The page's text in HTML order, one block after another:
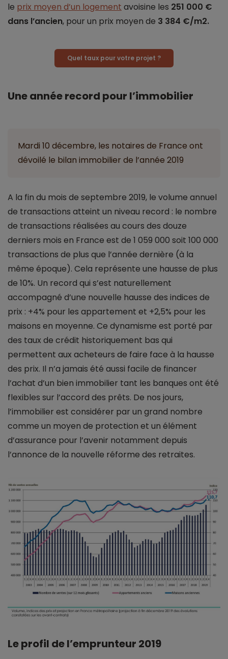
le prix moyen d’un logement avoisine les 251 000 €
dans l’ancien, pour un prix moyen de 3 384 €/m2.
Quel taux pour votre projet ?
Une année record pour l’immobilier
Mardi 10 décembre, les notaires de France ont
dévoilé le bilan immobilier de l’année 2019
A la fin du mois de septembre 2019, le volume annuel
de transactions atteint un niveau record : le nombre
de transactions réalisées au cours des douze
derniers mois en France est de 1 059 000 soit 100 000
transactions de plus que l’année dernière (à la
même époque). Cela représente une hausse de plus
de 10%. Un record qui s’est naturellement
accompagné d’une nouvelle hausse des indices de
prix : +4% pour les appartement et +2,5% pour les
maisons en moyenne. Ce dynamisme est porté par
des taux de crédit historiquement bas qui
permettent aux acheteurs de faire face à la hausse
des prix. Il n’a jamais été aussi facile de financer
l’achat d’un bien immobilier tant les banques ont été
flexibles sur l’accord des prêts. De nos jours,
l’immobilier est considérer par un grand nombre
comme un moyen de protection et un élément
d’assurance pour l’avenir notamment depuis
l’annonce de la nouvelle réforme des retraites.
Le profil de l’emprunteur 2019